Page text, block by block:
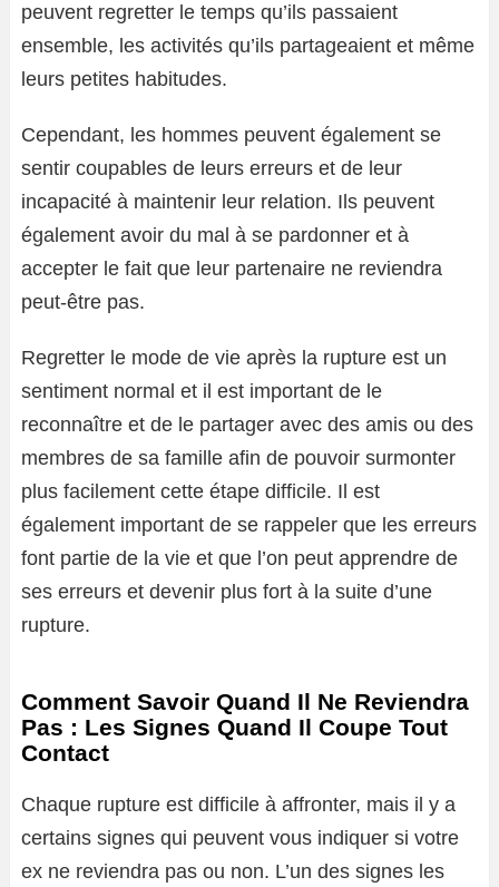
peuvent regretter le temps qu’ils passaient
ensemble, les activités qu’ils partageaient et même
leurs petites habitudes.
Cependant, les hommes peuvent également se
sentir coupables de leurs erreurs et de leur
incapacité à maintenir leur relation. Ils peuvent
également avoir du mal à se pardonner et à
accepter le fait que leur partenaire ne reviendra
peut-être pas.
Regretter le mode de vie après la rupture est un
sentiment normal et il est important de le
reconnaître et de le partager avec des amis ou des
membres de sa famille afin de pouvoir surmonter
plus facilement cette étape difficile. Il est
également important de se rappeler que les erreurs
font partie de la vie et que l’on peut apprendre de
ses erreurs et devenir plus fort à la suite d’une
rupture.
Comment Savoir Quand Il Ne Reviendra
Pas : Les Signes Quand Il Coupe Tout
Contact
Chaque rupture est difficile à affronter, mais il y a
certains signes qui peuvent vous indiquer si votre
ex ne reviendra pas ou non. L’un des signes les